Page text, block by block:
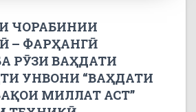
ЧОРАБИНИИ
– ФАРҲАНГӢ
РӮЗИ ВАҲДАТИ
УНВОНИ “ВАҲДАТИ
МИЛЛАТ АСТ”